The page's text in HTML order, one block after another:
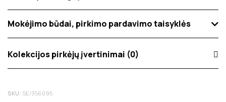
Mokėjimo būdai, pirkimo pardavimo taisyklės
Kolekcijos pirkėjų įvertinimai (0)
produktą, gali palikti atsiliepimą. Bendras produktų
SKU: SE/356095